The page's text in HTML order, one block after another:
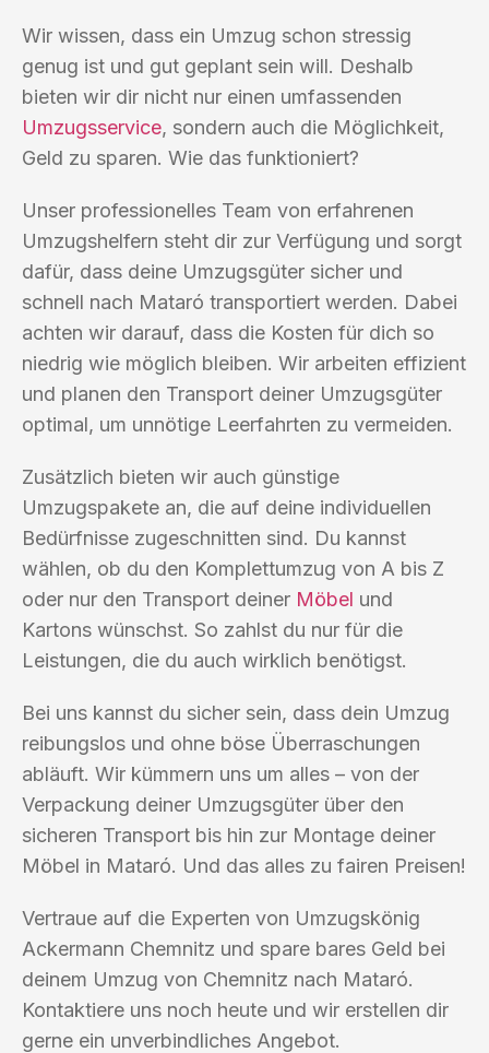
Wir wissen, dass ein Umzug schon stressig
genug ist und gut geplant sein will. Deshalb
bieten wir dir nicht nur einen umfassenden
Umzugsservice, sondern auch die Möglichkeit,
Geld zu sparen. Wie das funktioniert?
Unser professionelles Team von erfahrenen
Umzugshelfern steht dir zur Verfügung und sorgt
dafür, dass deine Umzugsgüter sicher und
schnell nach Mataró transportiert werden. Dabei
achten wir darauf, dass die Kosten für dich so
niedrig wie möglich bleiben. Wir arbeiten effizient
und planen den Transport deiner Umzugsgüter
optimal, um unnötige Leerfahrten zu vermeiden.
Zusätzlich bieten wir auch günstige
Umzugspakete an, die auf deine individuellen
Bedürfnisse zugeschnitten sind. Du kannst
wählen, ob du den Komplettumzug von A bis Z
oder nur den Transport deiner Möbel und
Kartons wünschst. So zahlst du nur für die
Leistungen, die du auch wirklich benötigst.
Bei uns kannst du sicher sein, dass dein Umzug
reibungslos und ohne böse Überraschungen
abläuft. Wir kümmern uns um alles – von der
Verpackung deiner Umzugsgüter über den
sicheren Transport bis hin zur Montage deiner
Möbel in Mataró. Und das alles zu fairen Preisen!
Vertraue auf die Experten von Umzugskönig
Ackermann Chemnitz und spare bares Geld bei
deinem Umzug von Chemnitz nach Mataró.
Kontaktiere uns noch heute und wir erstellen dir
gerne ein unverbindliches Angebot.